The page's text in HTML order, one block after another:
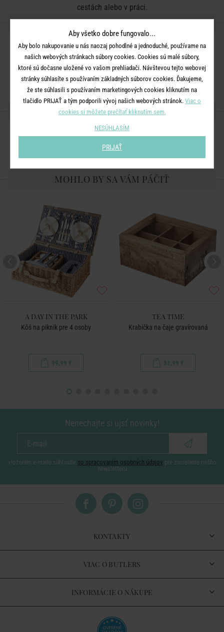
cestách alebo v práci.
DETAILY PRODUKTU
vhodné do umývačky riadu
nie je vhodné do mikrovlnnej rúry
Materiál:ušľachtilá oceľ
ZDIEĽAJTE S PRIATEĽMI
MOHLO BY SA VÁM PÁČIŤ
A DAY IN THE PARK
Kôš na piknik pre 4 osoby
99,99 €
TEA TIME
Krabička na čaje gravírovaná
31,99 €
Nenechajte si ujsť novinky!
vložením e-mailu súhlasíte so spracovaním osobných údajov pre zasielanie nášho
newsletteru
KONTAKTY
VIAC O BUTLERS
INFORMÁCIE O NÁKUPE
Aby všetko dobre fungovalo...
Aby bolo nakupovanie u nás naozaj pohodlné a jednoduché, používame na
našich webových stránkach súbory cookies. Cookies sú malé súbory,
ktoré sú dočasne uložené vo vašom prehliadači. Návštevou tejto webovej
stránky súhlasíte s používaním základných súborov cookies. Ďakujeme,
že ste súhlasili s používaním marketingových cookies kliknutím na
tlačidlo PRIJAŤ a tým podporili vývoj našich webových stránok. Viac o
cookies si môžete prečítať kliknutím sem.
NESÚHLASÍM
PRIJAŤ